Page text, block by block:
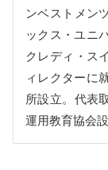
ンベストメン
ックス・ユニ
クレディ・ス
ィレクターに
所設立。代表
運用教育協会